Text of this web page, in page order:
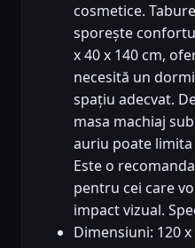
cosmetice.
sporește
x 40 x 140 cm,
necesită un
spațiu adecvat.
masa machiaj
auriu poate
Este o
pentru cei care
impact vizual.
Dimensiuni: 120 x